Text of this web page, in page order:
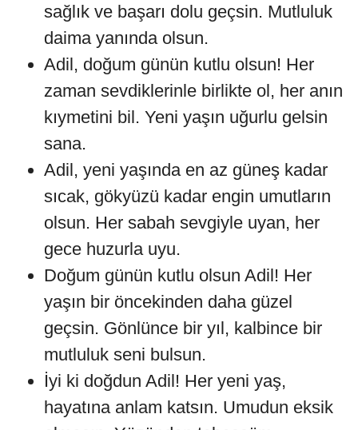
sağlık ve başarı dolu geçsin. Mutluluk
daima yanında olsun.
Adil, doğum günün kutlu olsun! Her
zaman sevdiklerinle birlikte ol, her anın
kıymetini bil. Yeni yaşın uğurlu gelsin
sana.
Adil, yeni yaşında en az güneş kadar
sıcak, gökyüzü kadar engin umutların
olsun. Her sabah sevgiyle uyan, her
gece huzurla uyu.
Doğum günün kutlu olsun Adil! Her
yaşın bir öncekinden daha güzel
geçsin. Gönlünce bir yıl, kalbince bir
mutluluk seni bulsun.
İyi ki doğdun Adil! Her yeni yaş,
hayatına anlam katsın. Umudun eksik